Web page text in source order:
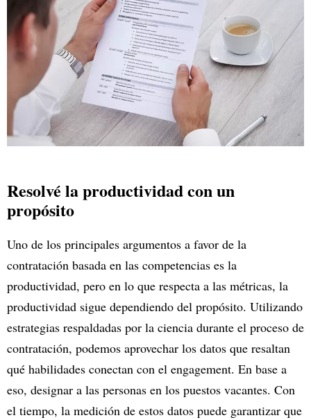
Resolvé la productividad con un
propósito
Uno de los principales argumentos a favor de la
contratación basada en las competencias es la
productividad, pero en lo que respecta a las métricas, la
productividad sigue dependiendo del propósito. Utilizando
estrategias respaldadas por la ciencia durante el proceso de
contratación, podemos aprovechar los datos que resaltan
qué habilidades conectan con el engagement. En base a
eso, designar a las personas en los puestos vacantes. Con
el tiempo, la medición de estos datos puede garantizar que